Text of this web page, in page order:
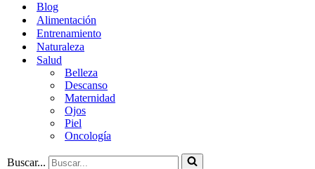
Blog
Alimentación
Entrenamiento
Naturaleza
Salud
Belleza
Descanso
Maternidad
Ojos
Piel
Oncología
Buscar...